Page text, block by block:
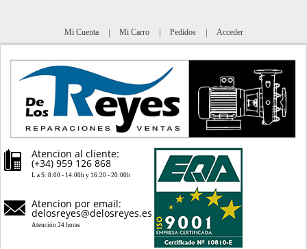
Mi Cuenta Mi Carro Pedidos Acceder
Atencion al cliente:
(+34) 959 126 868
L a S: 8:00 - 14:00h y 16:20 - 20:00h
Atencion por email:
delosreyes@delosreyes.es
Atención 24 horas